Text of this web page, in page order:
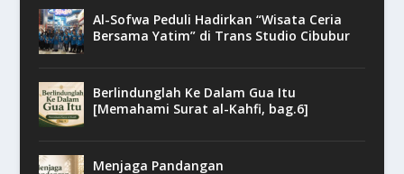
Al-Sofwa Peduli Hadirkan “Wisata Ceria
Bersama Yatim” di Trans Studio Cibubur
Berlindunglah Ke Dalam Gua Itu
[Memahami Surat al-Kahfi, bag.6]
Menjaga Pandangan